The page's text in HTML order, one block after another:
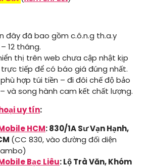
đây đã bao gồm c.ô.n.g th.a.y
12 tháng.
thị trên web chưa cập nhật kịp
trực tiếp để có báo giá đúng nhất.
hợp túi tiền – đi đôi chế độ bảo
và song hành cam kết chất lượng.
uy tín:
HCM: 830/1A Sư Vạn Hạnh,
(CC 830, vào đường đối diện
Bạc Liêu: Lộ Trà Văn, Khóm